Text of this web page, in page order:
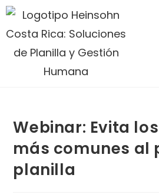
Webinar: Evita
más comunes al
planilla